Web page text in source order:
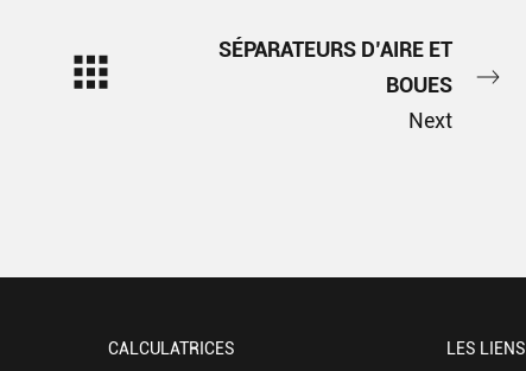
SÉPARATEURS D’AIRE ET
BOUES
Next
CALCULATRICES LES LIENS